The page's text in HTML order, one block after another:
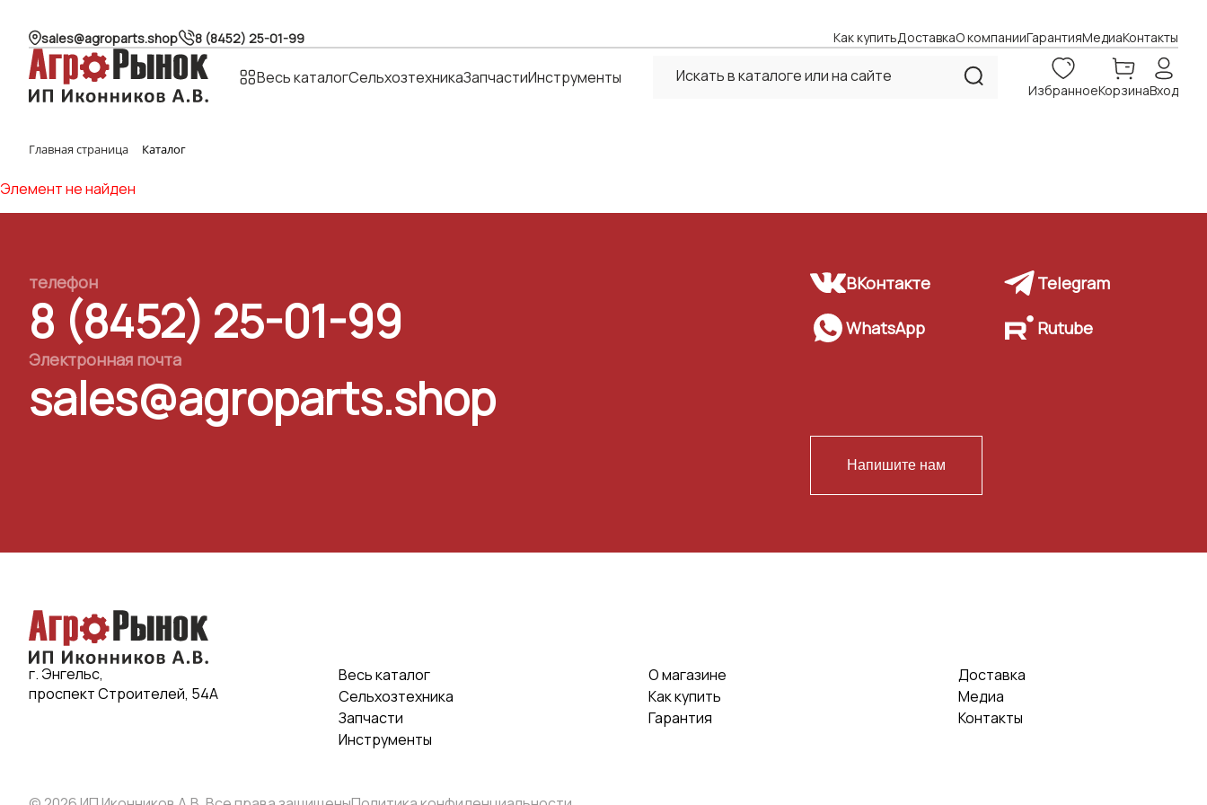
sales@agroparts.shop 8 (8452) 25-01-99 Как купитьДоставкаО компанииГарантияМедиаКонтакты
Весь каталогСельхозтехникаЗапчастиИнструменты
ИзбранноеКорзинаВход
Главная страница Каталог
Элемент не найден
телефон
8 (8452) 25-01-99
Электронная почта
sales@agroparts.shop
ВКонтакте Telegram
WhatsApp Rutube
Напишите нам
г. Энгельс,
проспект Строителей, 54А
Весь каталог
Сельхозтехника
Запчасти
Инструменты
О магазине
Как купить
Гарантия
Доставка
Медиа
Контакты